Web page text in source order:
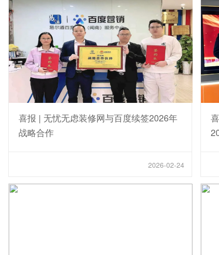
喜报 | 无忧无虑装修网与百度续签2026年
战略合作
2026-02-24